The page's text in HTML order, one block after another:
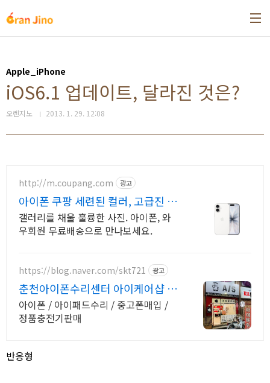
Apple_iPhone
iOS6.1 업데이트, 달라진 것은?
오렌지노 2013. 1. 29. 12:08
http://m.coupang.com 광고
아이폰 쿠팡 세련된 컬러, 고급진 디
자인
갤러리를 채울 훌륭한 사진. 아이폰, 와
우회원 무료배송으로 만나보세요.
https://blog.naver.com/skt721 광고
춘천아이폰수리센터 아이케어샵 정
품 악세사리 판매
아이폰 / 아이패드수리 / 중고폰매입 /
정품충전기판매
반응형